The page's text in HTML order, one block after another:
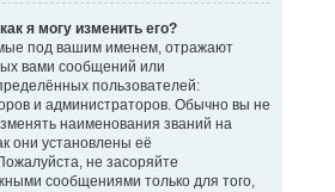
я могу изменить его?
под вашим именем, отражают
вами сообщений или
пользователей:
и администраторов. Обычно вы не
наименования званий на
они установлены её
не засоряйте
сообщениями только для того,